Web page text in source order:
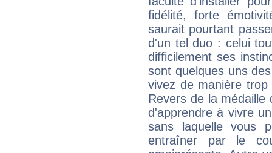
fidélité, forte
saurait pourtant
d'un tel duo : celui
difficilement ses
sont quelques uns
vivez de manière trop
Revers de la médaille
d'apprendre à vivre
sans laquelle vous
entraîner par le